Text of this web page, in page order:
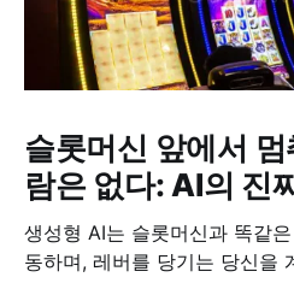
슬롯머신 앞에서
람은 없다: AI의 진
생성형 AI는 슬롯머신과 똑같
동하며, 레버를 당기는 당신을